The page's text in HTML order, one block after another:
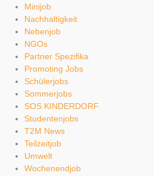
Minijob
Nachhaltigkeit
Nebenjob
NGOs
Partner Spezifika
Promoting Jobs
Schülerjobs
Sommerjobs
SOS KINDERDORF
Studentenjobs
T2M News
Teilzeitjob
Umwelt
Wochenendjob